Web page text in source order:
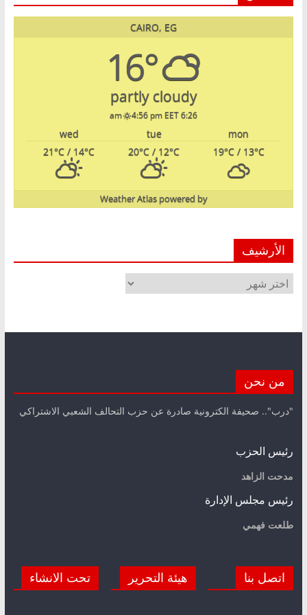
CAIRO, EG
16°
partly cloudy
6:26 am
4:56 pm EET
mon
tue
wed
19°C/ 13°C
20°C / 12°C
21°C / 14°C
powered by
Weather Atlas
الأرشيف
الأرشيف
من نحن
"درب".. صحيفة الكترونية صادرة عن حزب التحالف الشعبي الاشتراكي
رئيس الحزب
مدحت الزاهد
رئيس مجلس الإدارة
طلعت فهمي
اتصل بنا هيئة التحرير تحت الانشاء